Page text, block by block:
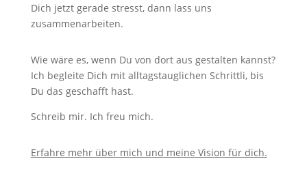
Dich jetzt gerade stresst, dann lass uns
zusammenarbeiten.
Wie wäre es, wenn Du von dort aus gestalten kannst?
Ich begleite Dich mit alltagstauglichen Schrittli, bis
Du das geschafft hast.
Schreib mir. Ich freu mich.
Erfahre mehr über mich und meine Vision für dich.